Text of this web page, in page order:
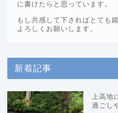
に書けたらと思っています。
もし共感して下さればとても
よろしくお願いします。
新着記事
上高地
過ごし